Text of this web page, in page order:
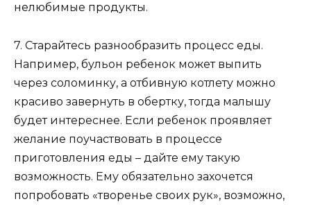
нелюбимые продукты.
7. Старайтесь разнообразить процесс еды.
Например, бульон ребенок может выпить
через соломинку, а отбивную котлету можно
красиво завернуть в обертку, тогда малышу
будет интереснее. Если ребенок проявляет
желание поучаствовать в процессе
приготовления еды – дайте ему такую
возможность. Ему обязательно захочется
попробовать «творенье своих рук», возможно,